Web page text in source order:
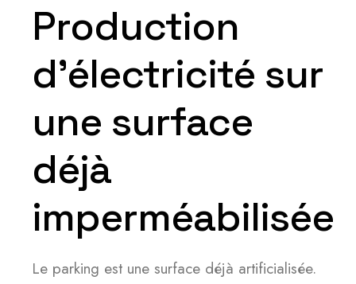
Production
d’électricité sur
une surface
déjà
imperméabilisée
Le parking est une surface déjà artificialisée.